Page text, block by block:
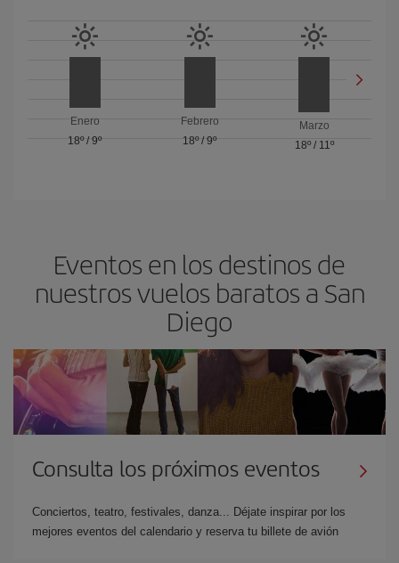
Enero
18º/9º
Febrero
18º/ 9º
Marzo
18º/ 11º
Eventos en los destinos de
nuestros vuelos baratos a San
Diego
Consulta los próximos eventos
Conciertos, teatro, festivales, danza... Déjate inspirar por los
mejores eventos del calendario y reserva tu billete de avión